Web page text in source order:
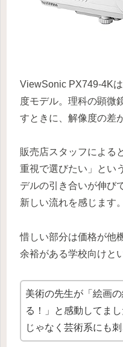
ViewSonic PX749-4K
度モデル。理科の顕微
すときに、解像度の差
販売店スタッフによる
重視で選びたい」とい
デルの引き合いが伸び
新しい流れを感じます。
惜しい部分は価格が他
余裕がある学校向けと
美術の先生が「絵画の
る！」と感動してま
じゃなく芸術系にも刺